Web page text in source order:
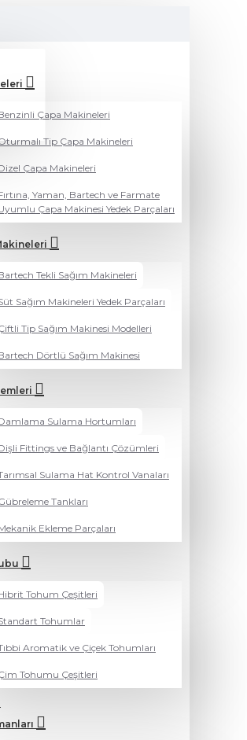
Çapa Makineleri
Tip Çapa Makineleri
Çapa Makineleri
Yaman, Bartech ve Farmate
Çapa Makinesi Yedek Parçaları
Tekli Sağım Makineleri
Sağım Makineleri Yedek Parçaları
Tip Sağım Makinesi Modelleri
Dörtlü Sağım Makinesi
Sulama Hortumları
Fittings ve Bağlantı Çözümleri
Sulama Hat Kontrol Vanaları
Tankları
Ekleme Parçaları
Tohum Çeşitleri
Tohumlar
Aromatik ve Çiçek Tohumları
Tohumu Çeşitleri